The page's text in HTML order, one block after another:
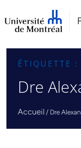
ÉTIQUETTE
Dre
Accueil / Dre